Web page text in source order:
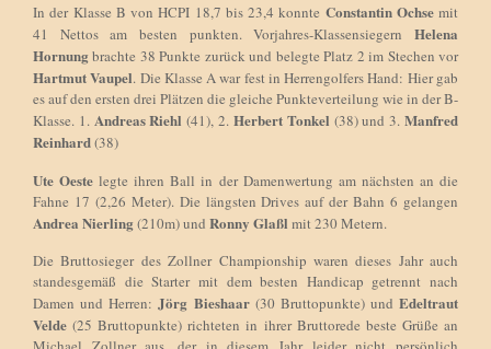
In der Klasse B von HCPI 18,7 bis 23,4 konnte Constantin Ochsemit
41 Nettos am besten punkten. Vorjahres-Klassensiegern Helena
Hornungbrachte 38 Punkte zurück und belegte Platz 2 im Stechen vor
Hartmut Vaupel. Die Klasse A war fest in Herrengolfers Hand: Hier gab
es auf den ersten drei Plätzen die gleiche Punkteverteilung wie in der B-
Klasse. 1. Andreas Riehl (41), 2. Herbert Tonkel (38) und 3.Manfred
Reinhard(38)
Ute Oeste legte ihren Ball in der Damenwertung am nächsten an die
Fahne 17 (2,26 Meter). Die längsten Drives auf der Bahn 6 gelangen
Andrea Nierling(210m) und Ronny Glaßl mit 230 Metern.
Die Bruttosieger des Zollner Championship waren dieses Jahr auch
standesgemäß die Starter mit dem besten Handicap getrennt nach
Damen und Herren:Jörg Bieshaar(30 Bruttopunkte) und Edeltraut
Velde (25 Bruttopunkte) richteten in ihrer Bruttorede beste Grüße an